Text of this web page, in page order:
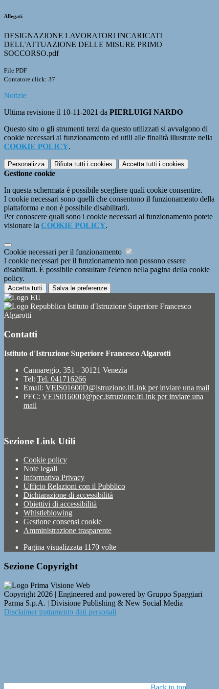
Allegati
DESIGNAZIONE LAVORATORI INCARICATI
DELL'ATTUAZIONE DELLE MISURE PRIMO
SOCCORSO.pdf
File PDF
Contatore click: 37
Notizie
Ultima revisione il 10-11-2021 da PIERLUIGI NARDO
Questo sito o gli strumenti terzi da questo utilizzati si avvalgono di
cookie necessari al funzionamento ed utili alle finalità illustrate nella
COOKIE POLICY.
Personalizza Rifiuta tutti i cookies Accetta tutti i cookies
Gestione cookie
In questa schermata è possibile scegliere quali cookie consentire.
I cookie necessari sono quelli che consentono il funzionamento della
piattaforma e non è possibile disabilitarli.
Per conoscere quali sono i cookie necessari al funzionamento potete
visionare la COOKIE POLICY.
Cookie necessari per il funzionamento
I cookie necessari per il funzionamento non possono essere
disabilitati. È possibile consultare l'elenco nella pagina della cookie
policy.
Accetta tutti Salva le preferenze
Istituto d'Istruzione Superiore Francesco
Algarotti
Contatti
Istituto d'Istruzione Superiore Francesco Algarotti
Cannaregio, 351 - 30121 Venezia
Tel: Tel. 041716266
Email: VEIS01600D@istruzione.itLink per inviare una mail
PEC: VEIS01600D@pec.istruzione.itLink per inviare una
mail
Sezione Link Utili
Cookie policy
Note legali
Informativa Privacy
Ufficio Relazioni con il Pubblico
Dichiarazione di accessibilità
Obiettivi di accessibilità
Whistleblowing
Gestione consensi cookie
Amministrazione trasparente
Pagina visualizzata 1170 volte
Sezione Copyright
Copyright 2026 | Engineered and powered by Gruppo Spaggiari
Parma S.p.A. | Divisione Publishing & New Social Media
Disclaimer trattamento dati personali
Back to top